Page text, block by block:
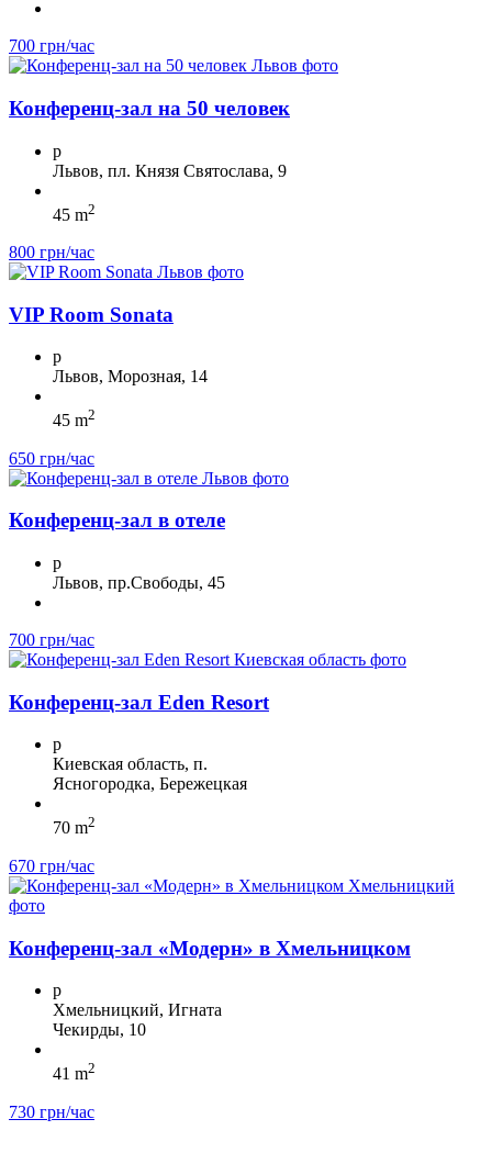
700 грн/час
Конференц-зал на 50 человек
p
Львов, пл. Князя Святослава, 9
45 m2
800 грн/час
VIP Room Sonata
p
Львов, Морозная, 14
45 m2
650 грн/час
Конференц-зал в отеле
p
Львов, пр.Свободы, 45
700 грн/час
Конференц-зал Eden Resort
p
Киевская область, п.
Ясногородка, Бережецкая
70 m2
670 грн/час
Конференц-зал «Модерн» в Хмельницком
p
Хмельницкий, Игната
Чекирды, 10
41 m2
730 грн/час